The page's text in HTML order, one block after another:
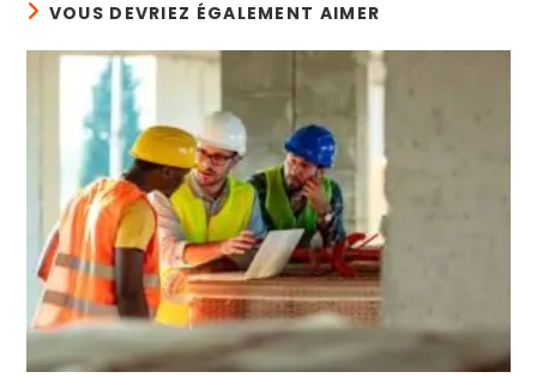
VOUS DEVRIEZ ÉGALEMENT AIMER